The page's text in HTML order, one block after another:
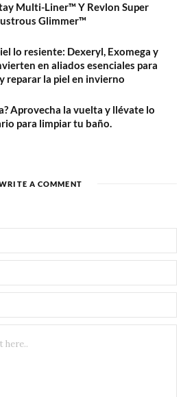
Multi-Liner™ Y Revlon Super
Glimmer™
lo resiente: Dexeryl, Exomega y
en aliados esenciales para
reparar la piel en invierno
Aprovecha la vuelta y llévate lo
para limpiar tu baño.
A COMMENT